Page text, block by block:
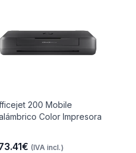
200 Mobile
Color Impresora
(IVA incl.)